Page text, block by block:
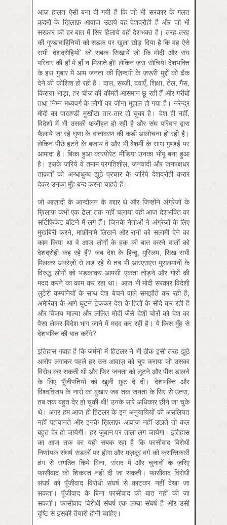
आज हालत ऐसी बना दी गयी है कि जो भी सरकार के ग़लत
क़दमों के ख़िलाफ़ आवाज उठाये वह देशद्रोही है और जो भी
सरकार की हर बात में सिर हिलाये वही देशभक्त है। तरह-तरह
की गुण्डावाहिनियों को सड़क पर खुला छोड़ दिया है कि वह ऐसे
सभी ‘देशद्रोहियों’ को सबक सिखायें जो कि मोदी और संघ
परिवार की हाँ में हाँ न मिलाते हों! लेकिन ज़रा सोचिये! देशभक्ति
के इस गुबार में आम जनता की ज़िन्दगी के ज़रूरी मुद्दों को ढँक
देने की कोशिश हो रही है। दाल, सब्ज़ी, दवाएँ, शिक्षा, तेल, गैस,
किराया-भाड़ा, हर चीज़ की कीमतें आसमान छू रही हैं और ग़रीबों
तथा निम्न मध्यवर्ग के लोगों का जीना मुहाल हो गया है। नरेन्द्र
मोदी का पाखण्डी मुखौटा तार-तार हो चुका है। देश ही नहीं,
विदेशों में भी उसकी फ़जीहत हो रही है और संघ परिवार द्वारा
फैलाये जा रहे घृणा के वातावरण की कड़ी आलोचना हो रही है।
लेकिन पीछे हटने के बजाय वे और भी बेशर्मी के साथ गुण्डई पर
आमादा हैं। बिका हुआ कारपोरेट मीडिया उनका भोंपू बना हुआ
है। इसके जरिये वे तमाम प्रगतिशील, जनवादी और जनपक्षधर
ताक़तों को अन्धाधुन्ध झूठे प्रचार के जरिये देशद्रोही करार
देकर उनका मुँह बन्द करना चाहते हैं।
जो आज़ादी के आन्दोलन के ग़द्दार थे और जिन्होंने अंग्रेजों के
ख़िलाफ कभी एक ढेला तक नहीं चलाया वही आज देशभक्ति का
सर्टिफिकेट बाँटने में लगे हैं। जिनके नेताओं ने अंग्रेज़ों के लिए
मुखबिरी करने, माफ़ीनामे लिखने और रानी को सलामी देने का
काम किया था वे आज लोगों के हक़ की बात करने वालों को
देशद्रोही कह रहे हैं? जब देश के हिन्दू, मुस्लिम, सिख सभी
मिलकर अंग्रेज़ों से लड़ रहे थे तब भी आरएसएस मुसलमानों के
विरुद्ध लोगों को भड़काकर आपसी एकता तोड़ने और गोरों की
मदद करने का काम कर रहा था। आज भी मोदी सरकार विदेशी
लुटेरी कम्‍पनियों के साथ देश बेचने वाले समझौते कर रही है,
अमेरिका के आगे घुटने टेककर देश के हितों के सौदे कर रही है
और विजय माल्‍या और ललित मोदी जैसे देशी चोरों को देश का
पैसा लेकर विदेश भाग जाने में मदद कर रही है। ये किस मुँह से
देशभक्ति की बात करेंगे?
इतिहास गवाह है कि जर्मनी में हिटलर ने भी ठीक इसी तरह झूठे
आरोप लगाकर पहले हर उस आवाज़ को चुप कराया जो उसका
विरोध कर सकती थी और फिर जनता को लूटने और पीस डालने
के लिए पूँजीपतियों को खुली छूट दे दी। देशभक्ति और
विश्वविजय के नारों का बुखार जब तक जनता के सिर से उतरा,
तब तक बहुत देर हो चुकी थी! उनके सारे अधिकार छीने जा चुके
थे। अगर हम आज ही हिटलर के इन अनुयायियों की असलियत
नहीं पहचानते और इनके ख़िलाफ़ आवाज़ नहीं उठाते तो कल
बहुत देर हो जायेगी। हर ज़ुबान पर ताला लग जायेगा। इतिहास
का आज तक का यही सबक रहा है कि फासीवाद विरोधी
निर्णायक संघर्ष सड़कों पर होगा और मज़दूर वर्ग को क्रान्तिकारी
ढंग से संगठित किये बिना, संसद में और चुनावों के ज़रिए
फासीवाद को शिकस्त नहीं दी जा सकती। फासीवाद विरोधी
संघर्ष को पूँजीवाद विरोधी संघर्ष से काटकर नहीं देखा जा
सकता। पूँजीवाद के बिना फासीवाद की बात नहीं की जा
सकती। फासीवाद विरोधी संघर्ष एक लम्बा संघर्ष है और उसी
दृष्टि से इसकी तैयारी होनी चाहिए।